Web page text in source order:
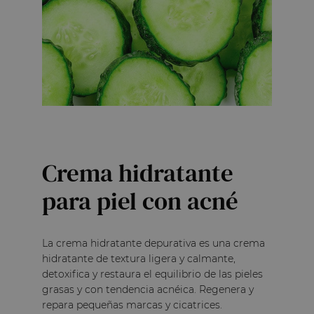
problema.
fueran
su uso.
Buscando la
nuestros
siempre
listado de
nuestra
Más comentarios
Crema hidratante
para piel con acné
La crema hidratante depurativa es una crema
hidratante de textura ligera y calmante,
detoxifica y restaura el equilibrio de las pieles
grasas y con tendencia acnéica. Regenera y
repara pequeñas marcas y cicatrices.